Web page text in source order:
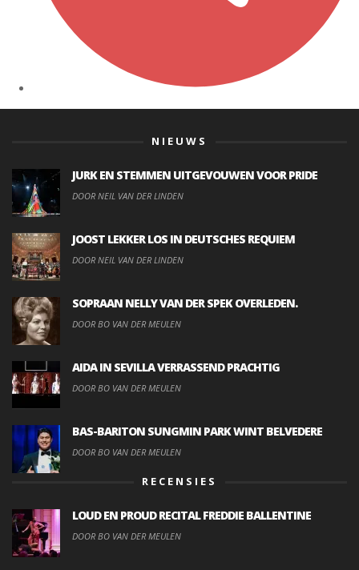
NIEUWS
JURK EN STEMMEN UITGEVOUWEN VOOR PRIDE
DOOR NEIL VAN DER LINDEN
JOOST LEKKER LOS IN DEUTSCHES REQUIEM
DOOR NEIL VAN DER LINDEN
SOPRAAN NELLY VAN DER SPEK OVERLEDEN.
DOOR BO VAN DER MEULEN
AIDA IN SEVILLA VERRASSEND PRACHTIG
DOOR BO VAN DER MEULEN
BAS-BARITON SUNGMIN PARK WINT BELVEDERE
DOOR BO VAN DER MEULEN
RECENSIES
LOUD EN PROUD RECITAL FREDDIE BALLENTINE
DOOR BO VAN DER MEULEN